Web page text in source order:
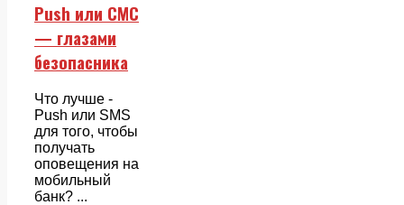
Push или СМС
— глазами
безопасника
Что лучше -
Push или SMS
для того, чтобы
получать
оповещения на
мобильный
банк? ...